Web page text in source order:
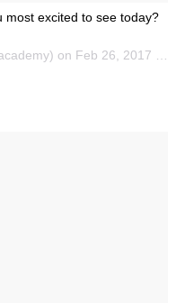
most excited to see today?
on Feb 26, 2017 at 9:57am PST